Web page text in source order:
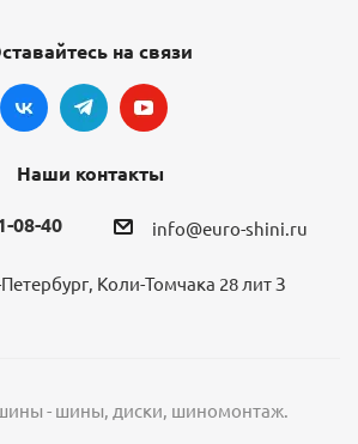
на связи
Наши контакты
08-40 info@euro-shini.ru
Петербург, Коли-Томчака 28 лит З
- шины, диски, шиномонтаж.